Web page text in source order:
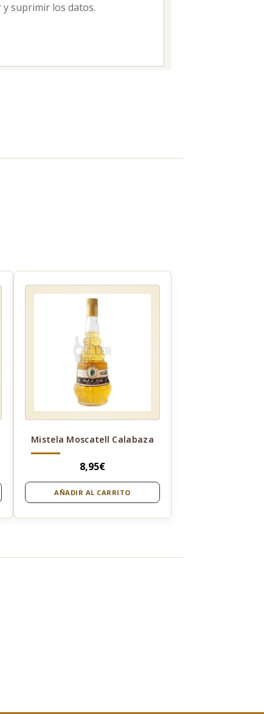
y suprimir los datos.
Mistela Moscatell Calabaza
8,95€
AÑADIR AL CARRITO